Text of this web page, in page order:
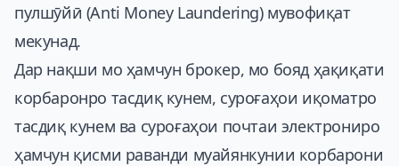
пулшӯйӣ (Anti Money Laundering) мувофиқат
мекунад.
Дар нақши мо ҳамчун брокер, мо бояд ҳақиқати
корбаронро тасдиқ кунем, суроғаҳои иқоматро
тасдиқ кунем ва суроғаҳои почтаи электрониро
ҳамчун қисми раванди муайянкунии корбарони